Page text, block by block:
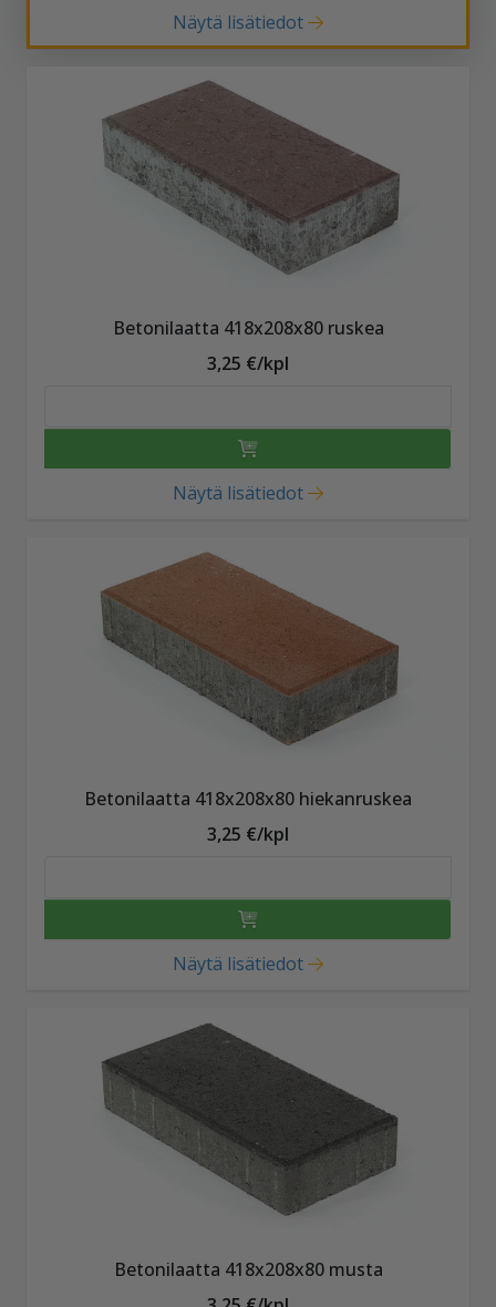
Näytä lisätiedot
Betonilaatta 418x208x80 ruskea
3,25 €/kpl
Näytä lisätiedot
Betonilaatta 418x208x80 hiekanruskea
3,25 €/kpl
Näytä lisätiedot
Betonilaatta 418x208x80 musta